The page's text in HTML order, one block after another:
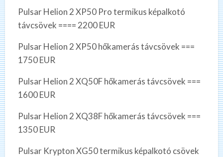
Pulsar Helion 2 XP50 Pro termikus képalkotó
távcsövek ==== 2200 EUR
Pulsar Helion 2 XP50 hőkamerás távcsövek ===
1750 EUR
Pulsar Helion 2 XQ50F hőkamerás távcsövek ===
1600 EUR
Pulsar Helion 2 XQ38F hőkamerás távcsövek ===
1350 EUR
Pulsar Krypton XG50 termikus képalkotó csövek